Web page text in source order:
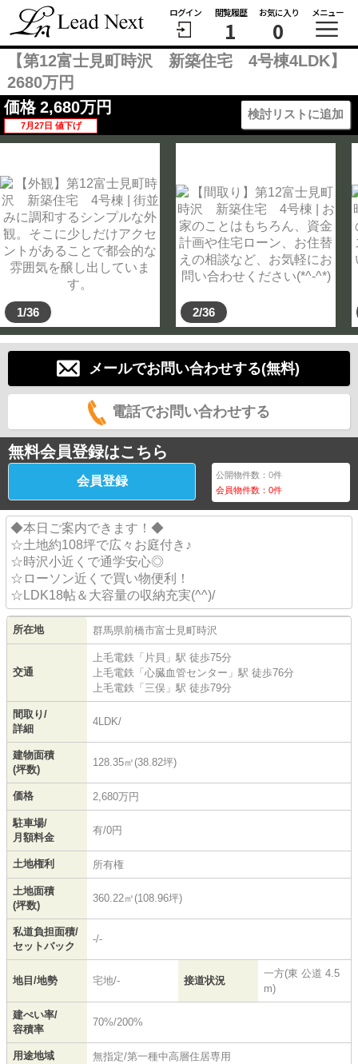
ログイン 閲覧履歴
1
お気に入り
0
メニュー
【第12富士見町時沢 新築住宅 4号棟4LDK】
2680万円
価格 2,680万円
7月27日 値下げ
検討リストに追加
1/36 2/36
メールでお問い合わせする(無料)
電話でお問い合わせする
無料会員登録はこちら
会員登録 公開物件数：0件
会員物件数：0件
◆本日ご案内できます！◆
☆土地約108坪で広々お庭付き♪
☆時沢小近くで通学安心◎
☆ローソン近くで買い物便利！
☆LDK18帖＆大容量の収納充実(^^)/
所在地 群馬県前橋市富士見町時沢
交通
上毛電鉄 「 片貝 」駅 徒歩75分
上毛電鉄 「 心臓血管センター 」駅 徒歩76分
上毛電鉄 「 三俣 」駅 徒歩79分
間取り/
詳細
4LDK/
建物面積
(坪数)
128.35㎡(38.82坪)
価格 2,680万円
駐車場/
月額料金
有/0円
土地権利 所有権
土地面積
(坪数)
360.22㎡(108.96坪)
私道負担面積/
セットバック
-/-
地目/地勢 宅地/- 接道状況
一方(東 公道 4.5
m)
建ぺい率/
容積率
70%/200%
用途地域 無指定/第一種中高層住居専用